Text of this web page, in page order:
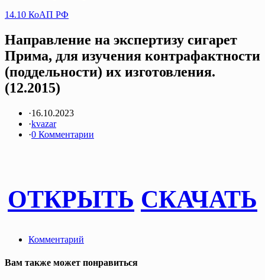
14.10 КоАП РФ
Направление на экспертизу сигарет
Прима, для изучения контрафактности
(поддельности) их изготовления.
(12.2015)
·16.10.2023
·kvazar
·0 Комментарии
ОТКРЫТЬ СКАЧАТЬ
Комментарий
Вам также может понравиться